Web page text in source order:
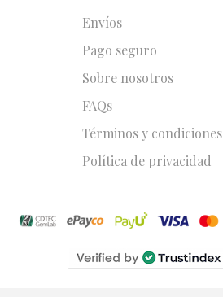
Envíos
Pago seguro
Sobre nosotros
FAQs
Términos y condiciones
Política de privacidad